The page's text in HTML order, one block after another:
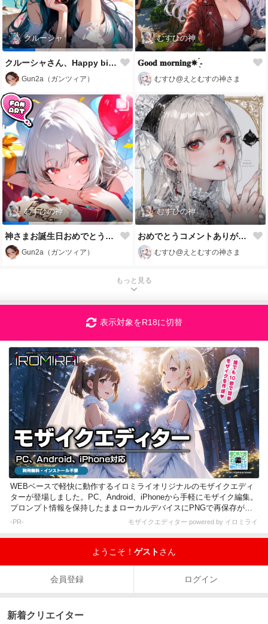
クルーシャ
クルーシャさん、Happy birthday‼︎🎂🥳🎉
Gun2a（ガンツィア）
むすひの神
𝐆𝐨𝐨𝐝 𝐦𝐨𝐫𝐧𝐢𝐧𝐠☀ ̖́-
むすひ@えとむすの神さま
むすひの神
神さまお誕生日おめでとうございますっ！🎂🎉
Gun2a（ガンツィア）
むすひの神
おめでとうコメントありがとうございました✨️
むすひ@えとむすの神さま
もっと見る
表示対象をR18に切替
WEBベースで軽快に動作するイロミライオリジナルのモザイクエディ
ターが登場しました。PC、Android、iPhoneから手軽にモザイク編集。
プロンプト情報を保持したままローカルデバイスにPNGで再保存が可
能です。
-PR- モザイクエディター powered by イロミライ
ようこそ！ ゲストさん
会員登録 ログイン
新着クリエイター